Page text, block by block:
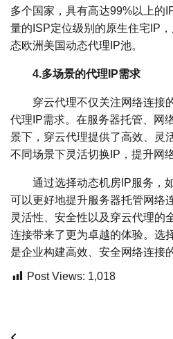
多个国家，具有高达99%以上的
量的ISP定位级别的原生住宅IP
态欧洲美国动态代理IP池。
4.多场景的代理IP需求
穿云代理不仅关注网络连接
代理IP需求。在服务器托管、网
景下，穿云代理提供了高效、灵
不同场景下灵活切换IP，提升网
通过选择动态机房IP服务，如
可以更好地提升服务器托管网络
灵活性、安全性以及穿云代理的
连接带来了更为卓越的体验。选
是企业构建高效、安全网络连接
Post Views: 1,018